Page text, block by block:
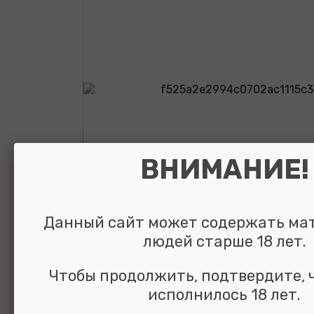
Вибратор с
клиторальным
ВНИМАНИЕ!
Данный сайт может содержать
людей старше 18 лет.
Чтобы продолжить, подтвердите,
исполнилось 18 лет.